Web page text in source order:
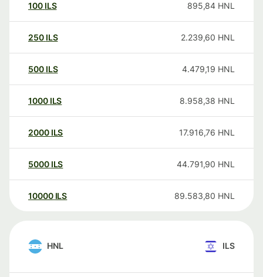
100 ILS 895,84 HNL
250 ILS 2.239,60 HNL
500 ILS 4.479,19 HNL
1000 ILS 8.958,38 HNL
2000 ILS 17.916,76 HNL
5000 ILS 44.791,90 HNL
10000 ILS 89.583,80 HNL
HNL ILS